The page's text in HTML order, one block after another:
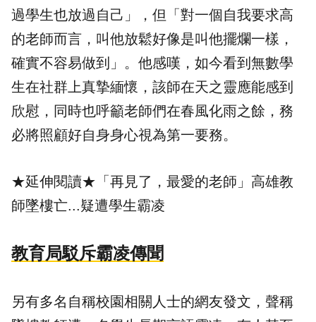
過學生也放過自己」，但「對一個自我要求高
的老師而言，叫他放鬆好像是叫他擺爛一樣，
確實不容易做到」。他感嘆，如今看到無數學
生在社群上真摯緬懷，該師在天之靈應能感到
欣慰，同時也呼籲老師們在春風化雨之餘，務
必將照顧好自身身心視為第一要務。
★延伸閱讀★ 「再見了，最愛的老師」高雄教
師墜樓亡...疑遭學生霸凌
教育局駁斥霸凌傳聞
另有多名自稱校園相關人士的網友發文，聲稱